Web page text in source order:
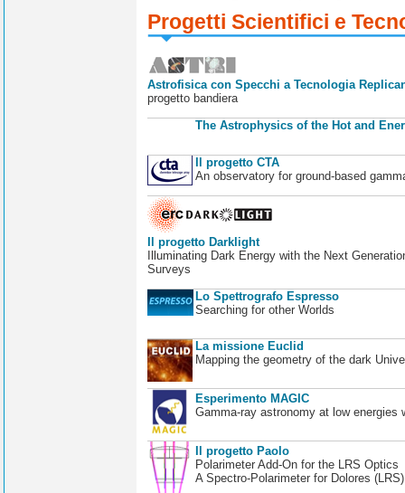
Progetti Scientifici e
Astrofisica con Specchi a Tecnologia
progetto bandiera
The Astrophysics of the Hot and
Il progetto CTA
An observatory for ground-based
Il progetto Darklight
Illuminating Dark Energy with the Next
Surveys
Lo Spettrografo Espresso
Searching for other Worlds
La missione Euclid
Mapping the geometry of the dark
Esperimento MAGIC
Gamma-ray astronomy at low energies
Il progetto Paolo
Polarimeter Add-On for the LRS Optics
A Spectro-Polarimeter for Dolores